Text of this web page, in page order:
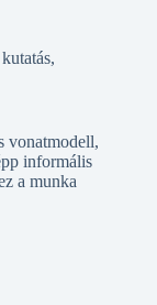
vonatmodell,
informális
a munka